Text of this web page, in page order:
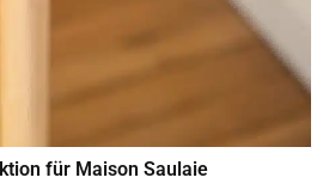
für Maison Saulaie